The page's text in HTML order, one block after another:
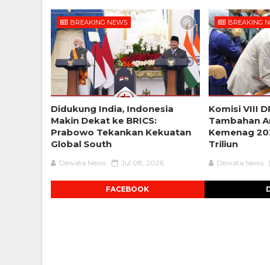
BREAKING NEWS
Didukung India, Indonesia
Makin Dekat ke BRICS:
Prabowo Tekankan Kekuatan
Global South
Dewata News Jul 08, 2026
BREAKING
Komisi VIII
Tambahan
Kemenag
Triliun
Dewata News
FACEBOOK